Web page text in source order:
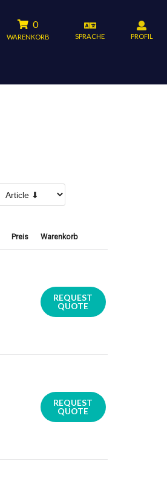
0
WARENKORB SPRACHE PROFIL
Preis Warenkorb
REQUEST
QUOTE
REQUEST
QUOTE